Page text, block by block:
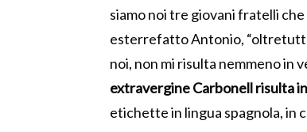
siamo noi tre giovani fratelli
esterrefatto Antonio,
noi, non mi risulta nemmeno in
extravergine Carbonell risulta
etichette in lingua spagnola, in